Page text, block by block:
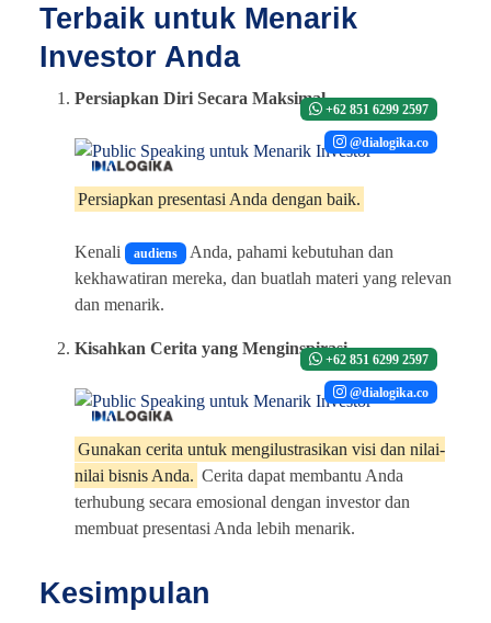
Terbaik untuk Menarik
Investor Anda
Persiapkan Diri Secara Maksimal
+62 851 6299 2597
@dialogika.co
Persiapkan presentasi Anda dengan baik.
Kenali audiens Anda, pahami kebutuhan dan
kekhawatiran mereka, dan buatlah materi yang relevan
dan menarik.
Kisahkan Cerita yang Menginspirasi
+62 851 6299 2597
@dialogika.co
Gunakan cerita untuk mengilustrasikan visi dan nilai-
nilai bisnis Anda. Cerita dapat membantu Anda
terhubung secara emosional dengan investor dan
membuat presentasi Anda lebih menarik.
Kesimpulan